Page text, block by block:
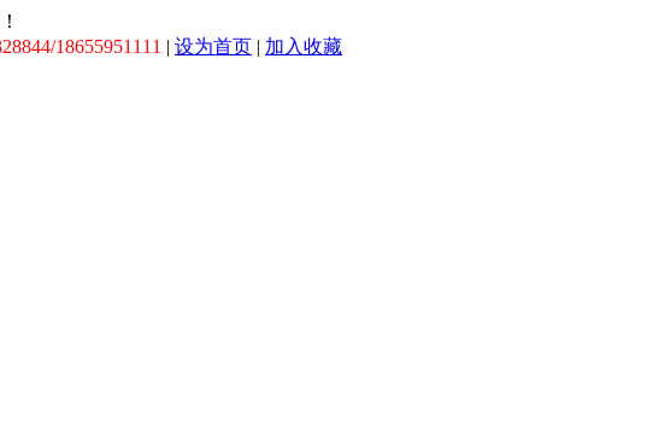
18655951111 | 设为首页 | 加入收藏